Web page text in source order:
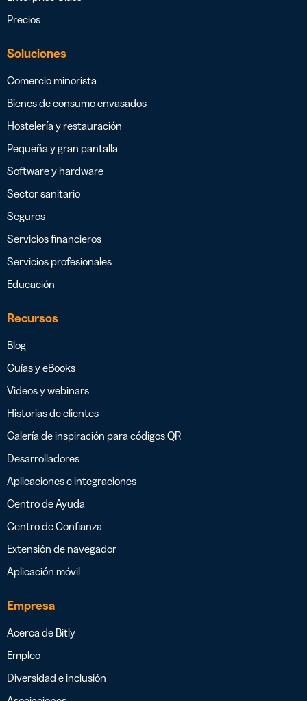
Precios
Soluciones
Comercio minorista
Bienes de consumo envasados
Hostelería y restauración
Pequeña y gran pantalla
Software y hardware
Sector sanitario
Seguros
Servicios financieros
Servicios profesionales
Educación
Recursos
Blog
Guías y eBooks
Videos y webinars
Historias de clientes
Galería de inspiración para códigos QR
Desarrolladores
Aplicaciones e integraciones
Centro de Ayuda
Centro de Confianza
Extensión de navegador
Aplicación móvil
Empresa
Acerca de Bitly
Empleo
Diversidad e inclusión